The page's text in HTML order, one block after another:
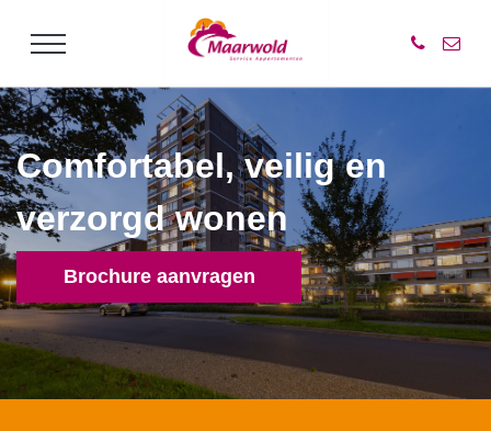
Comfortabel, veilig en
verzorgd wonen
Brochure aanvragen